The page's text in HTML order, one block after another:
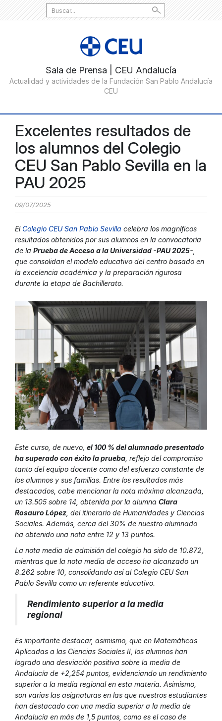
Search
for:
Excelentes resultados de
los alumnos del Colegio
CEU San Pablo Sevilla en la
PAU 2025
09/07/2025
El Colegio CEU San Pablo Sevilla celebra los magníficos
resultados obtenidos por sus alumnos en la convocatoria
de la Prueba de Acceso a la Universidad -PAU 2025-
que consolidan el modelo educativo del centro basado en
la excelencia académica y la preparación rigurosa
durante la etapa de Bachillerato.
Este curso, de nuevo, el 100 % del alumnado presentado
ha superado con éxito la prueba , reflejo del compromiso
tanto del equipo docente como del esfuerzo constante de
los alumnos y sus familias. Entre los resultados más
destacados, cabe mencionar la nota máxima alcanzada,
un 13.505 sobre 14, obtenida por la alumna Clara
Rosauro López , del itinerario de Humanidades y Ciencias
Sociales. Además, cerca del 30% de nuestro alumnado
ha obtenido una nota entre 12 y 13 puntos.
La nota media de admisión del colegio ha sido de 10.872,
mientras que la nota media de acceso ha alcanzado un
8.262 sobre 10, consolidando así al Colegio CEU San
Pablo Sevilla como un referente educativo.
Rendimiento superior a la media
regional
Es importante destacar, asimismo, que en Matemáticas
Aplicadas a las Ciencias Sociales II, los alumnos han
logrado una desviación positiva sobre la media de
Andalucía de +2,254 puntos, evidenciando un rendimiento
superior a la media regional en esta materia. Asimismo,
son varias las asignaturas en las que nuestros estudiantes
han destacado con una media superior a la media de
Andalucía en más de 1,5 puntos, como es el caso de